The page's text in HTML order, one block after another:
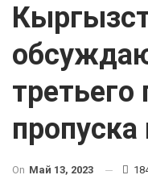
третьего
пропуска
On Май 13, 2023